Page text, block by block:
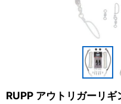
RUPP アウトリガーリ